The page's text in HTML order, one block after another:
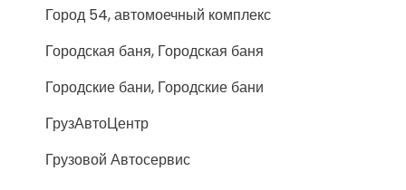
Город 54, автомоечный комплекс
Городская баня, Городская баня
Городские бани, Городские бани
ГрузАвтоЦентр
Грузовой Автосервис